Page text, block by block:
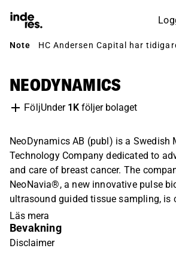
Note HC Andersen Capital har
NEODYNAMICS
FöljUnder 1K följer bolaget
NeoDynamics AB (publ) is a Swedish
Technology Company dedicated to
and care of breast cancer. The
NeoNavia®, a new innovative pulse
ultrasound guided tissue sampling, is
introduced to the market. The biopsy
patented pulse technology, based on
Karolinska Institutet in Sweden.
Läs mera
Bevakning
Disclaimer